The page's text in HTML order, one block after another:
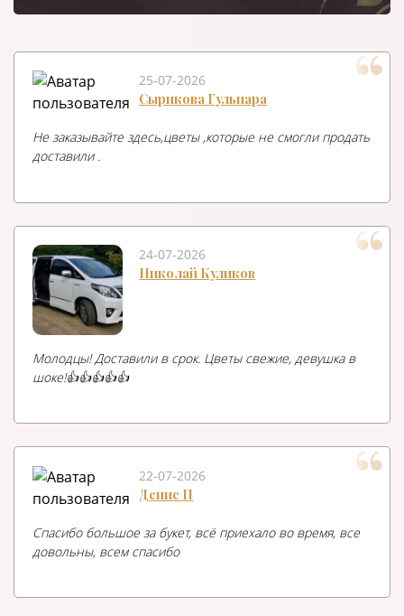
25-07-2026
Сырикова Гульнара
Не заказывайте здесь,цветы ,которые не смогли продать
доставили .
24-07-2026
Николай Куликов
Молодцы! Доставили в срок. Цветы свежие, девушка в
шоке!👍👍👍👍👍
22-07-2026
Денис П
Спасибо большое за букет, всё приехало во время, все
довольны, всем спасибо